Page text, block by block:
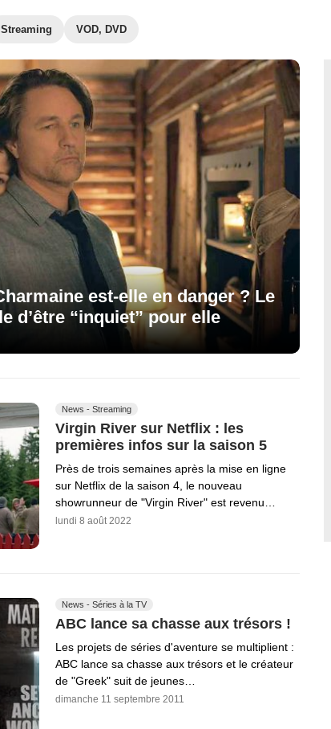
Streaming VOD, DVD
est-elle en danger ? Le
d’être “inquiet” pour elle
News - Streaming
Virgin River sur Netflix : les
premières infos sur la saison 5
Près de trois semaines après la mise en ligne
sur Netflix de la saison 4, le nouveau
showrunneur de "Virgin River" est revenu…
lundi 8 août 2022
News - Séries à la TV
ABC lance sa chasse aux trésors !
Les projets de séries d'aventure se multiplient :
ABC lance sa chasse aux trésors et le créateur
de "Greek" suit de jeunes…
dimanche 11 septembre 2011